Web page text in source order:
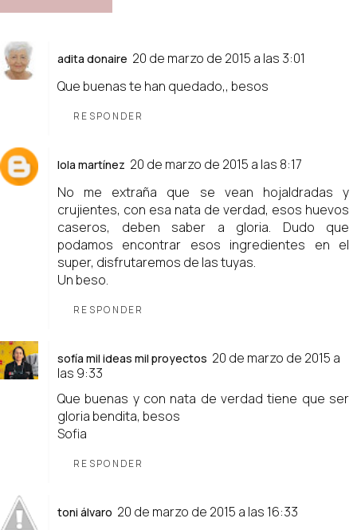
adita donaire 20 de marzo de 2015 a las 3:01
Que buenas te han quedado,, besos
RESPONDER
lola martínez 20 de marzo de 2015 a las 8:17
No me extraña que se vean hojaldradas y
crujientes, con esa nata de verdad, esos huevos
caseros, deben saber a gloria. Dudo que
podamos encontrar esos ingredientes en el
super, disfrutaremos de las tuyas.
Un beso.
RESPONDER
sofía mil ideas mil proyectos 20 de marzo de 2015 a
las 9:33
Que buenas y con nata de verdad tiene que ser
gloria bendita, besos
Sofia
RESPONDER
toni álvaro 20 de marzo de 2015 a las 16:33